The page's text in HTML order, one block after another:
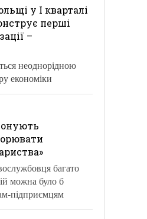
у І кварталі
перші
–
неоднорідною
економіки
багато
можна було б
підприємцям